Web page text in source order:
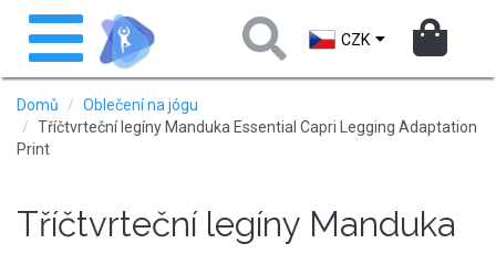
Přejít
hlavnímu
obsahu
Toggle
navigation
CZK
Domů
Oblečení na jógu
Tříčtvrteční legíny Manduka Essential Capri Legging Adaptation
Print
Tříčtvrteční legíny Manduka